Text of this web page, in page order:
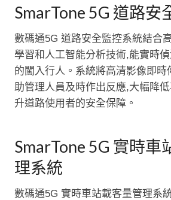
SmarTone 5G 道路安
數碼通5G 道路安全監控系統結合
學習和人工智能分析技術,能實時
的闖入行人。系統將高清影像即時
助管理人員及時作出反應,大幅降
升道路使用者的安全保障。
SmarTone 5G 實時車
理系統
數碼通5G 實時車站載客量管理系